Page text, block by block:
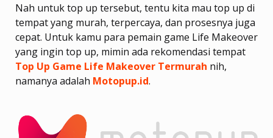
Nah untuk top up tersebut, tentu kita mau top up di
tempat yang murah, terpercaya, dan prosesnya juga
cepat. Untuk kamu para pemain game Life Makeover
yang ingin top up, mimin ada rekomendasi tempat
Top Up Game Life Makeover Termurah nih,
namanya adalah Motopup.id.